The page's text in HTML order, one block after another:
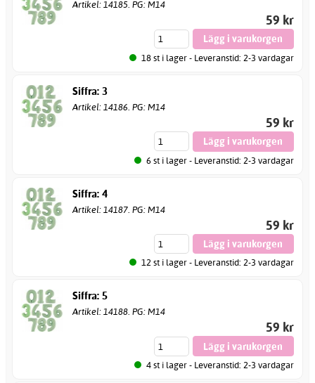
Artikel: 14185. PG: M14
59 kr
18 st i lager - Leveranstid: 2-3 vardagar
Siffra: 3
Artikel: 14186. PG: M14
59 kr
6 st i lager - Leveranstid: 2-3 vardagar
Siffra: 4
Artikel: 14187. PG: M14
59 kr
12 st i lager - Leveranstid: 2-3 vardagar
Siffra: 5
Artikel: 14188. PG: M14
59 kr
4 st i lager - Leveranstid: 2-3 vardagar